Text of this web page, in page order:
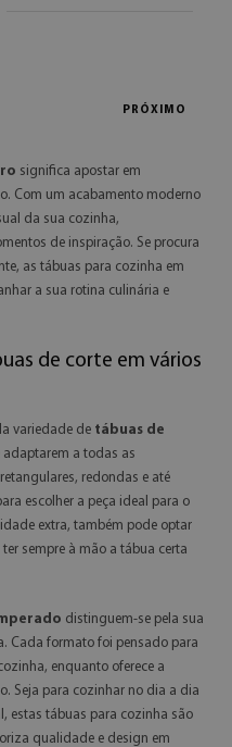
PRÓXIMO
significa apostar em
Com um acabamento moderno
da sua cozinha,
de inspiração. Se procura
as tábuas para cozinha em
a sua rotina culinária e
de corte em vários
variedade de tábuas de
adaptarem a todas as
redondas e até
escolher a peça ideal para o
extra, também pode optar
sempre à mão a tábua certa
distinguem-se pela sua
Cada formato foi pensado para
enquanto oferece a
Seja para cozinhar no dia a dia
estas tábuas para cozinha são
qualidade e design em